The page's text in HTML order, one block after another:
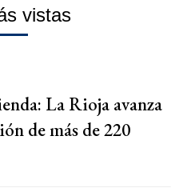
vistas
La Rioja avanza
de más de 220